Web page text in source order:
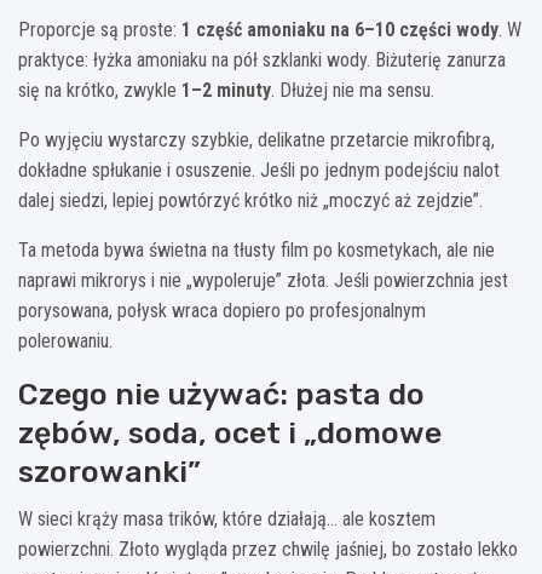
Proporcje są proste: 1 część amoniaku na 6–10 części wody. W
praktyce: łyżka amoniaku na pół szklanki wody. Biżuterię zanurza
się na krótko, zwykle 1–2 minuty. Dłużej nie ma sensu.
Po wyjęciu wystarczy szybkie, delikatne przetarcie mikrofibrą,
dokładne spłukanie i osuszenie. Jeśli po jednym podejściu nalot
dalej siedzi, lepiej powtórzyć krótko niż „moczyć aż zejdzie”.
Ta metoda bywa świetna na tłusty film po kosmetykach, ale nie
naprawi mikrorys i nie „wypoleruje” złota. Jeśli powierzchnia jest
porysowana, połysk wraca dopiero po profesjonalnym
polerowaniu.
Czego nie używać: pasta do
zębów, soda, ocet i „domowe
szorowanki”
W sieci krąży masa trików, które działają… ale kosztem
powierzchni. Złoto wygląda przez chwilę jaśniej, bo zostało lekko